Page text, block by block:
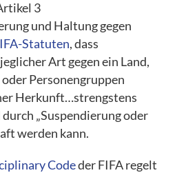
3
und Haltung gegen
Statuten, dass
Art gegen ein Land,
Personengruppen
Herkunft…strengstens
„Suspendierung oder
werden kann.
Codeder FIFA regelt